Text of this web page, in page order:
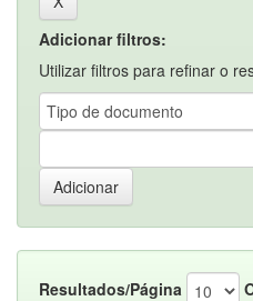
Adicionar filtros:
Utilizar filtros para refinar o
Resultados/Página